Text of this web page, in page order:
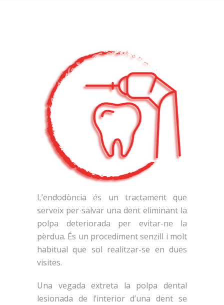
L’endodòncia és un tractament que
serveix per salvar una dent eliminant la
polpa deteriorada per evitar-ne la
pèrdua. És un procediment senzill i molt
habitual que sol realitzar-se en dues
visites.
Una vegada extreta la polpa dental
lesionada de l’interior d’una dent se